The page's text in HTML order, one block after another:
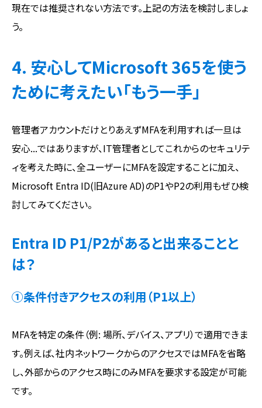
現在では推奨されない方法です。上記の方法を検討しましょ
う。
4. 安心してMicrosoft 365を使う
ために考えたい「もう一手」
管理者アカウントだけとりあえずMFAを利用すれば一旦は
安心...ではありますが、IT管理者としてこれからのセキュリテ
ィを考えた時に、全ユーザーにMFAを設定することに加え、
Microsoft Entra ID(旧Azure AD)のP1やP2の利用もぜひ検
討してみてください。
Entra ID P1/P2があると出来ることと
は？
①条件付きアクセスの利用（P1以上）
MFAを特定の条件（例: 場所、デバイス、アプリ）で適用できま
す。例えば、社内ネットワークからのアクセスではMFAを省略
し、外部からのアクセス時にのみMFAを要求する設定が可能
です。